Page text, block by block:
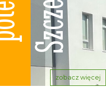
zobacz więcej